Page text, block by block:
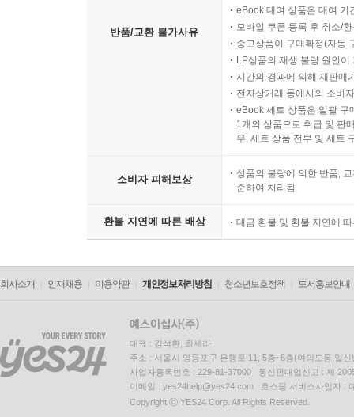
반품/교환 불가사유
eBook 대여 상품은 대여 기
모바일 쿠폰 등록 후 취소/
중고상품이 구매확정(자동
LP상품의 재생 불량 원인
시간의 경과에 의해 재판매
전자상거래 등에서의 소비
eBook 세트 상품은 일괄 구
1개의 상품으로 취급 및 판
우, 세트 상품 전부 및 세트
소비자 피해보상
상품의 불량에 의한 반품,
준하여 처리됨
환불 지연에 따른 배상 대금 환불 및 환불 지연에
회사소개 인재채용 이용약관 개인정보처리방침 청소년보호정책 도서홍보안내
대표 : 김석환, 최세라
주소 : 서울시 영등포구 은행로 11, 5층~6층(여의도동,일신
사업자등록번호 : 229-81-37000 통신판매업신고 : 제
이메일 : yes24help@yes24.com 호스팅 서비스사업자 :
Copyright ⓒ YES24 Corp. All Rights Reserved.